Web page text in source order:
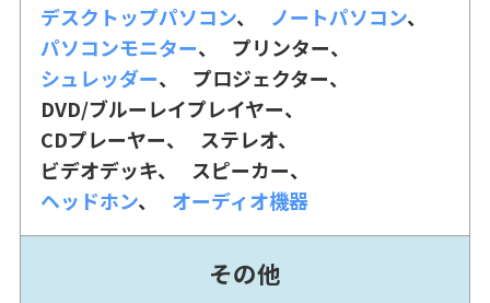
デスクトップパソコン
ノートパソコン
パソコンモニター
プリンター
シュレッダー
プロジェクター
DVD/ブルーレイプレイヤー
CDプレーヤー
ステレオ
ビデオデッキ
スピーカー
ヘッドホン
オーディオ機器
その他